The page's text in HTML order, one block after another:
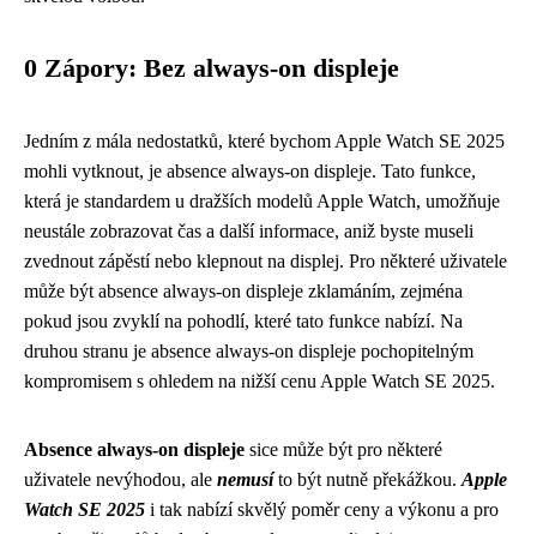
0 Zápory: Bez always-on displeje
Jedním z mála nedostatků, které bychom Apple Watch SE 2025
mohli vytknout, je absence always-on displeje. Tato funkce,
která je standardem u dražších modelů Apple Watch, umožňuje
neustále zobrazovat čas a další informace, aniž byste museli
zvednout zápěstí nebo klepnout na displej. Pro některé uživatele
může být absence always-on displeje zklamáním, zejména
pokud jsou zvyklí na pohodlí, které tato funkce nabízí. Na
druhou stranu je absence always-on displeje pochopitelným
kompromisem s ohledem na nižší cenu Apple Watch SE 2025.
Absence always-on displeje sice může být pro některé
uživatele nevýhodou, ale nemusíto být nutně překážkou. Apple
Watch SE 2025 i tak nabízí skvělý poměr ceny a výkonu a pro